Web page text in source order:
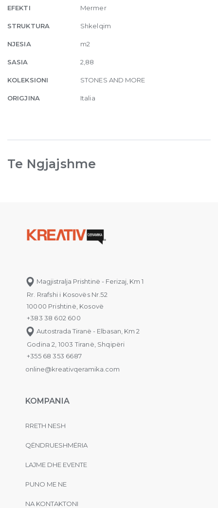
quantity
EFEKTI Mermer
STRUKTURA Shkelqim
NJESIA m2
SASIA 2,88
KOLEKSIONI STONES AND MORE
ORIGJINA Italia
Te Ngjajshme
Magjistralja Prishtinë - Ferizaj, Km 1
Rr. Rrafshi i Kosovës Nr.52
10000 Prishtinë, Kosovë
+383 38 602 600
Autostrada Tiranë - Elbasan, Km 2
Godina 2, 1003 Tiranë, Shqipëri
+355 68 353 6687
online@kreativqeramika.com
KOMPANIA
RRETH NESH
QËNDRUESHMËRIA
LAJME DHE EVENTE
PUNO ME NE
NA KONTAKTONI